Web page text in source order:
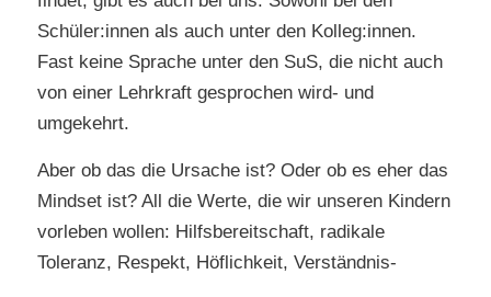
Schüler:innen als auch unter den Kolleg:innen.
Fast keine Sprache unter den SuS, die nicht auch
von einer Lehrkraft gesprochen wird- und
umgekehrt.
Aber ob das die Ursache ist? Oder ob es eher das
Mindset ist? All die Werte, die wir unseren Kindern
vorleben wollen: Hilfsbereitschaft, radikale
Toleranz, Respekt, Höflichkeit, Verständnis-